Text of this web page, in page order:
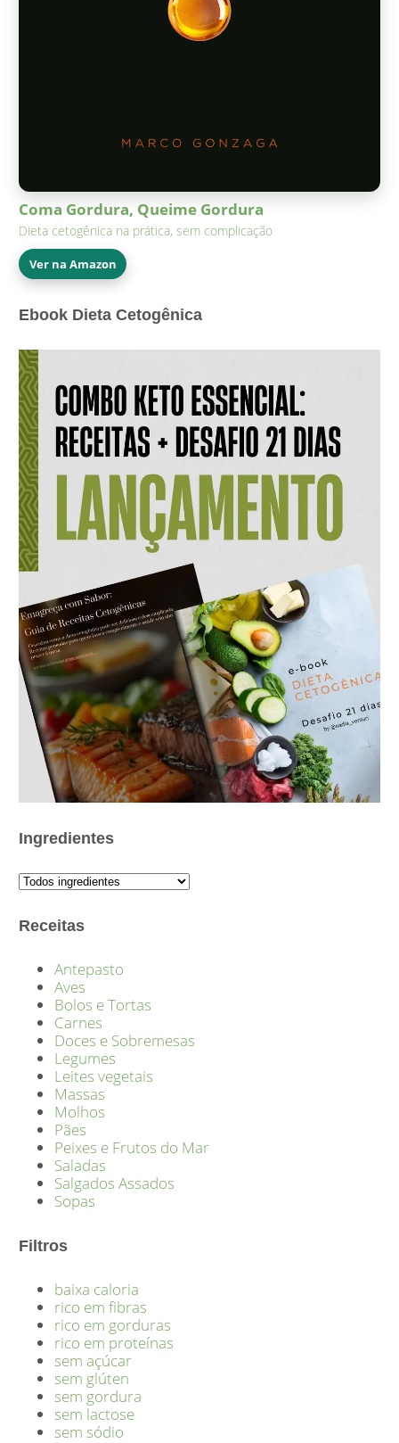
Coma Gordura, Queime Gordura
Dieta cetogênica na prática, sem complicação
Ver na Amazon
Ebook Dieta Cetogênica
Ingredientes
Receitas
Antepasto
Aves
Bolos e Tortas
Carnes
Doces e Sobremesas
Legumes
Leites vegetais
Massas
Molhos
Pães
Peixes e Frutos do Mar
Saladas
Salgados Assados
Sopas
Filtros
baixa caloria
rico em fibras
rico em gorduras
rico em proteínas
sem açúcar
sem glúten
sem gordura
sem lactose
sem sódio